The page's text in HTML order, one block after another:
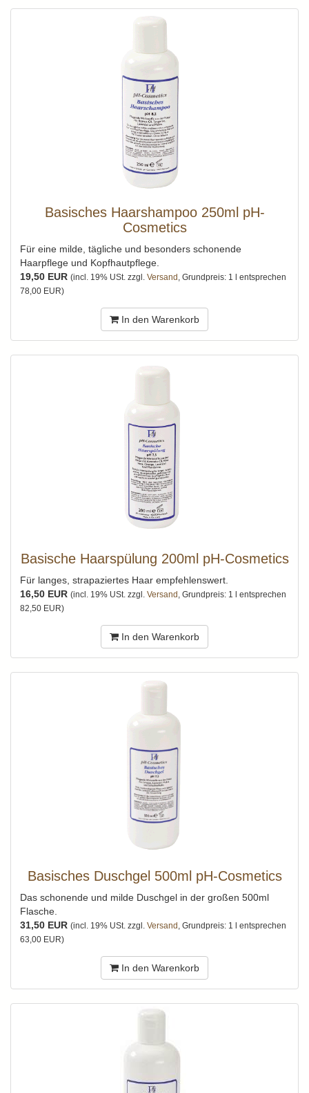
Basisches Haarshampoo 250ml pH-
Cosmetics
Für eine milde, tägliche und besonders schonende
Haarpflege und Kopfhautpflege.
19,50 EUR (incl. 19% USt. zzgl. Versand , Grundpreis: 1 l entsprechen
78,00 EUR)
In den Warenkorb
Basische Haarspülung 200ml pH-Cosmetics
Für langes, strapaziertes Haar empfehlenswert.
16,50 EUR (incl. 19% USt. zzgl. Versand , Grundpreis: 1 l entsprechen
82,50 EUR)
In den Warenkorb
Basisches Duschgel 500ml pH-Cosmetics
Das schonende und milde Duschgel in der großen 500ml
Flasche.
31,50 EUR (incl. 19% USt. zzgl. Versand , Grundpreis: 1 l entsprechen
63,00 EUR)
In den Warenkorb